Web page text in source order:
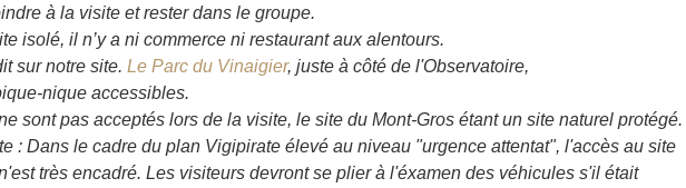
à la visite et rester dans le groupe.
isolé, il n’y a ni commerce ni restaurant aux alentours.
sur notre site. Le Parc du Vinaigier, juste à côté de l'Observatoire,
nique accessibles.
sont pas acceptés lors de la visite, le site du Mont-Gros étant un site naturel protégé.
: Dans le cadre du plan Vigipirate élevé au niveau "urgence attentat", l'accès au site
très encadré. Les visiteurs devront se plier à l'éxamen des véhicules s'il était